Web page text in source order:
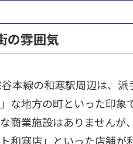
の雰囲気
本線の和寒駅周辺は、
な地方の町といった印象
商業施設はありませんが
和寒店」といった店舗が